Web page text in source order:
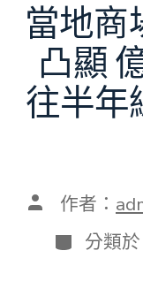
當地商
凸顯
往半年
文 作者：
分
類
分類於